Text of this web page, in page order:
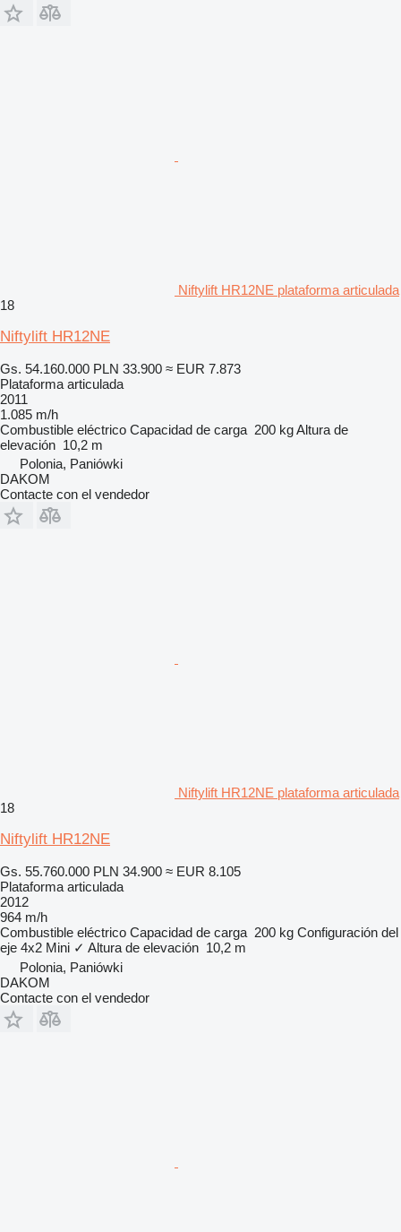
Niftylift HR12NE plataforma articulada
18
Niftylift HR12NE
Gs. 54.160.000 PLN 33.900 ≈ EUR 7.873
Plataforma articulada
2011
1.085 m/h
Combustible eléctrico Capacidad de carga 200 kgAltura de
elevación 10,2 m
Polonia, Paniówki
DAKOM
Contacte con el vendedor
Niftylift HR12NE plataforma articulada
18
Niftylift HR12NE
Gs. 55.760.000 PLN 34.900 ≈ EUR 8.105
Plataforma articulada
2012
964 m/h
Combustible eléctrico Capacidad de carga 200 kg Configuración del
eje 4x2 Mini ✓ Altura de elevación 10,2 m
Polonia, Paniówki
DAKOM
Contacte con el vendedor